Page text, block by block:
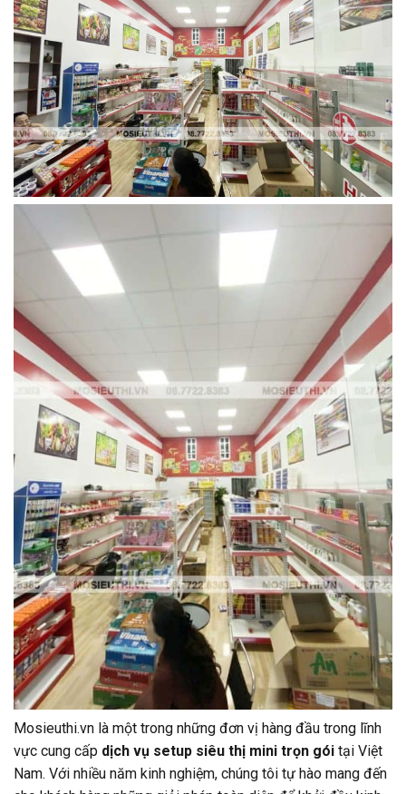
Mosieuthi.vn là một trong những đơn vị hàng đầu trong lĩnh
vực cung cấp dịch vụ setup siêu thị mini trọn gói tại Việt
Nam. Với nhiều năm kinh nghiệm, chúng tôi tự hào mang đến